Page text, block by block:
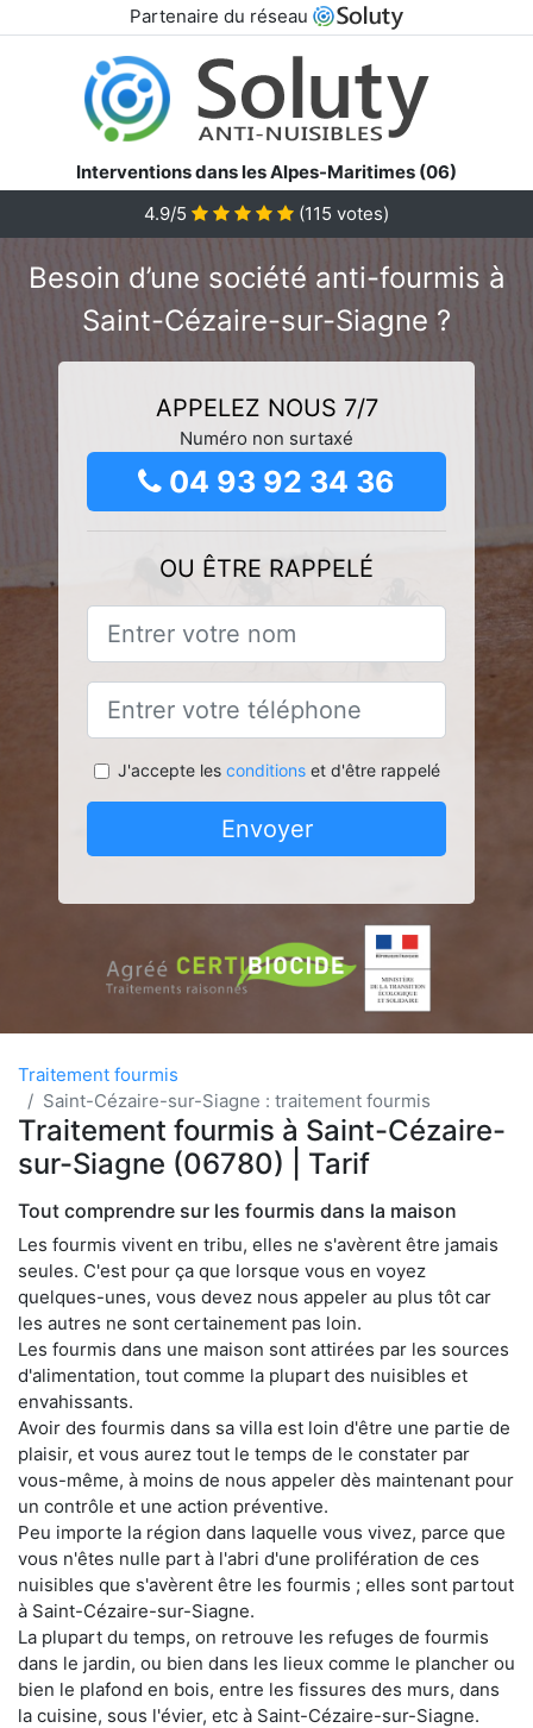
Partenaire du réseau
Interventions dans les Alpes-Maritimes (06)
4.9/5
(115 votes)
Besoin d’une société anti-fourmis à
Saint-Cézaire-sur-Siagne ?
APPELEZ NOUS 7/7
Numéro non surtaxé
04 93 92 34 36
OU ÊTRE RAPPELÉ
J'accepte les conditionset d'être rappelé
Envoyer
Traitement fourmis
Saint-Cézaire-sur-Siagne : traitement fourmis
Traitement fourmis à Saint-Cézaire-
sur-Siagne (06780) | Tarif
Tout comprendre sur les fourmis dans la maison
Les fourmis vivent en tribu, elles ne s'avèrent être jamais
seules. C'est pour ça que lorsque vous en voyez
quelques-unes, vous devez nous appeler au plus tôt car
les autres ne sont certainement pas loin.
Les fourmis dans une maison sont attirées par les sources
d'alimentation, tout comme la plupart des nuisibles et
envahissants.
Avoir des fourmis dans sa villa est loin d'être une partie de
plaisir, et vous aurez tout le temps de le constater par
vous-même, à moins de nous appeler dès maintenant pour
un contrôle et une action préventive.
Peu importe la région dans laquelle vous vivez, parce que
vous n'êtes nulle part à l'abri d'une prolifération de ces
nuisibles que s'avèrent être les fourmis ; elles sont partout
à Saint-Cézaire-sur-Siagne.
La plupart du temps, on retrouve les refuges de fourmis
dans le jardin, ou bien dans les lieux comme le plancher ou
bien le plafond en bois, entre les fissures des murs, dans
la cuisine, sous l'évier, etc à Saint-Cézaire-sur-Siagne.